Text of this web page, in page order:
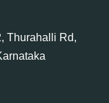
Thurahalli Rd,